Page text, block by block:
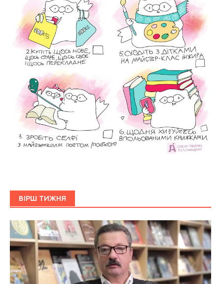
ВІРШ ТИЖНЯ